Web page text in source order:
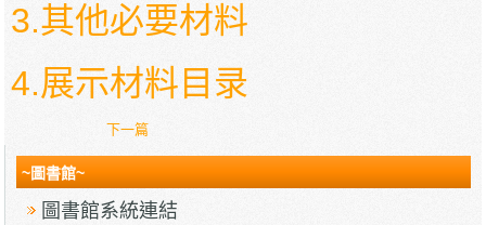
3.其他必要材料
4.展示材料目录
下一篇
~圖書館~
圖書館系統連結